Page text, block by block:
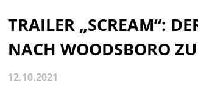
TRAILER „SCREAM“:
NACH WOODSBORO
12.10.2021